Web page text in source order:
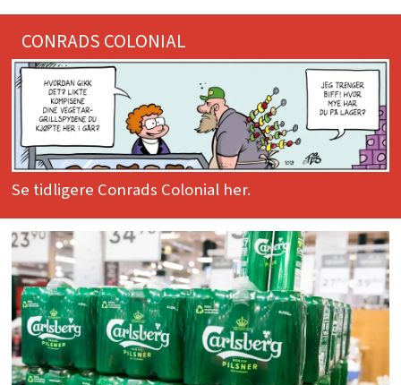
CONRADS COLONIAL
Se tidligere Conrads Colonial her.